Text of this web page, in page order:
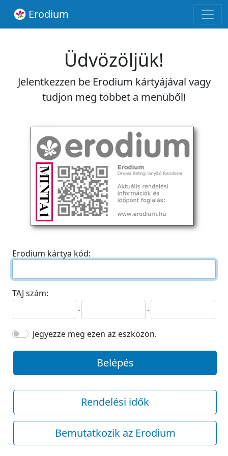
Erodium
Üdvözöljük!
Jelentkezzen be Erodium kártyájával vagy
tudjon meg többet a menüből!
Erodium kártya kód:
TAJ szám:
-
-
Jegyezze meg ezen az eszközön.
Belépés
Rendelési idők
Bemutatkozik az Erodium